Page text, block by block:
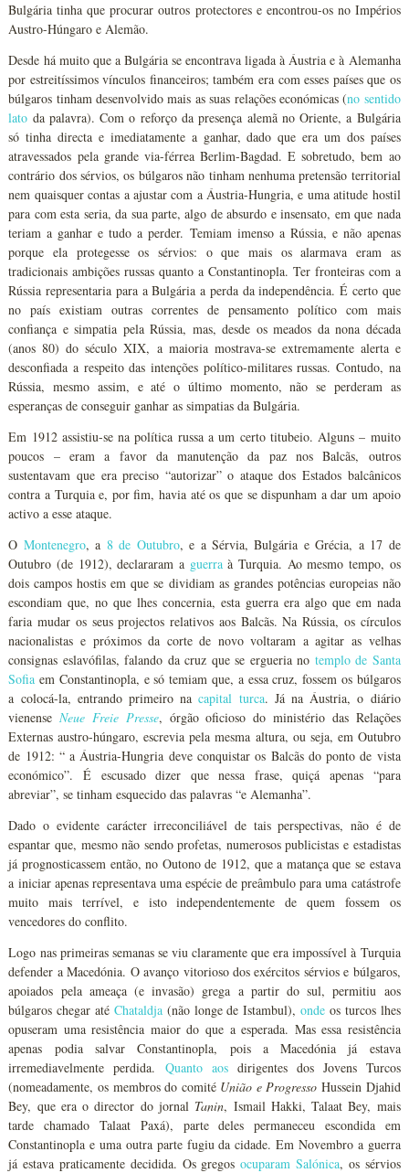
Bulgária tinha que procurar outros protectores e encontrou-os no Impérios
Austro-Húngaro e Alemão.
Desde há muito que a Bulgária se encontrava ligada à Áustria e à Alemanha
por estreitíssimos vínculos financeiros; também era com esses países que os
búlgaros tinham desenvolvido mais as suas relações económicas (no sentido
lato da palavra). Com o reforço da presença alemã no Oriente, a Bulgária
só tinha directa e imediatamente a ganhar, dado que era um dos países
atravessados pela grande via-férrea Berlim-Bagdad. E sobretudo, bem ao
contrário dos sérvios, os búlgaros não tinham nenhuma pretensão territorial
nem quaisquer contas a ajustar com a Áustria-Hungria, e uma atitude hostil
para com esta seria, da sua parte, algo de absurdo e insensato, em que nada
teriam a ganhar e tudo a perder. Temiam imenso a Rússia, e não apenas
porque ela protegesse os sérvios: o que mais os alarmava eram as
tradicionais ambições russas quanto a Constantinopla. Ter fronteiras com a
Rússia representaria para a Bulgária a perda da independência. É certo que
no país existiam outras correntes de pensamento político com mais
confiança e simpatia pela Rússia, mas, desde os meados da nona década
(anos 80) do século XIX, a maioria mostrava-se extremamente alerta e
desconfiada a respeito das intenções político-militares russas. Contudo, na
Rússia, mesmo assim, e até o último momento, não se perderam as
esperanças de conseguir ganhar as simpatias da Bulgária.
Em 1912 assistiu-se na política russa a um certo titubeio. Alguns – muito
poucos – eram a favor da manutenção da paz nos Balcãs, outros
sustentavam que era preciso “autorizar” o ataque dos Estados balcânicos
contra a Turquia e, por fim, havia até os que se dispunham a dar um apoio
activo a esse ataque.
O Montenegro, a 8 de Outubro, e a Sérvia, Bulgária e Grécia, a 17 de
Outubro (de 1912), declararam a guerraà Turquia. Ao mesmo tempo, os
dois campos hostis em que se dividiam as grandes potências europeias não
escondiam que, no que lhes concernia, esta guerra era algo que em nada
faria mudar os seus projectos relativos aos Balcãs. Na Rússia, os círculos
nacionalistas e próximos da corte de novo voltaram a agitar as velhas
consignas eslavófilas, falando da cruz que se ergueria no templo de Santa
Sofia em Constantinopla, e só temiam que, a essa cruz, fossem os búlgaros
a colocá-la, entrando primeiro nacapital turca. Já na Áustria, o diário
vienenseNeue Freie Presse, órgão oficioso do ministério das Relações
Externas austro-húngaro, escrevia pela mesma altura, ou seja, em Outubro
de 1912: “ a Áustria-Hungria deve conquistar os Balcãs do ponto de vista
económico”. É escusado dizer que nessa frase, quiçá apenas “para
abreviar”, se tinham esquecido das palavras “e Alemanha”.
Dado o evidente carácter irreconciliável de tais perspectivas, não é de
espantar que, mesmo não sendo profetas, numerosos publicistas e estadistas
já prognosticassem então, no Outono de 1912, que a matança que se estava
a iniciar apenas representava uma espécie de preâmbulo para uma catástrofe
muito mais terrível, e isto independentemente de quem fossem os
vencedores do conflito.
Logo nas primeiras semanas se viu claramente que era impossível à Turquia
defender a Macedónia. O avanço vitorioso dos exércitos sérvios e búlgaros,
apoiados pela ameaça (e invasão) grega a partir do sul, permitiu aos
búlgaros chegar até Chataldja(não longe de Istambul),onde os turcos lhes
opuseram uma resistência maior do que a esperada. Mas essa resistência
apenas podia salvar Constantinopla, pois a Macedónia já estava
irremediavelmente perdida. Quanto aosdirigentes dos Jovens Turcos
(nomeadamente, os membros do comité União e Progresso Hussein Djahid
Bey, que era o director do jornal Tanin, Ismail Hakki, Talaat Bey, mais
tarde chamado Talaat Paxá), parte deles permaneceu escondida em
Constantinopla e uma outra parte fugiu da cidade. Em Novembro a guerra
já estava praticamente decidida. Os gregosocuparam Salónica, os sérvios